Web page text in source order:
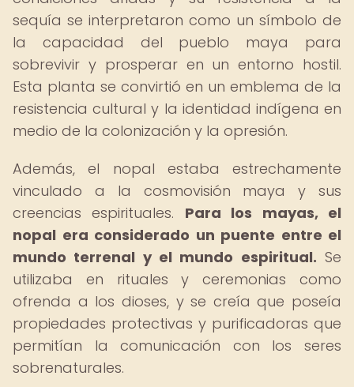
sequía se interpretaron como un símbolo de
la capacidad del pueblo maya para
sobrevivir y prosperar en un entorno hostil.
Esta planta se convirtió en un emblema de la
resistencia cultural y la identidad indígena en
medio de la colonización y la opresión.
Además, el nopal estaba estrechamente
vinculado a la cosmovisión maya y sus
creencias espirituales. Para los mayas, el
nopal era considerado un puente entre el
mundo terrenal y el mundo espiritual. Se
utilizaba en rituales y ceremonias como
ofrenda a los dioses, y se creía que poseía
propiedades protectivas y purificadoras que
permitían la comunicación con los seres
sobrenaturales.